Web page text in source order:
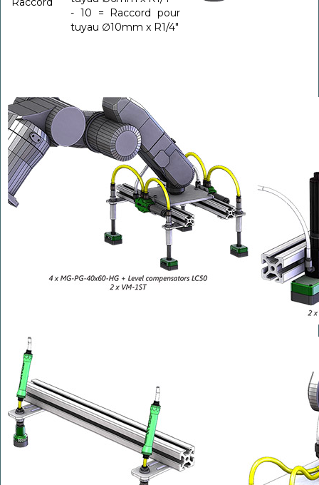
- 10 = Raccord pour
tuyau ∅10mm x R1/4"